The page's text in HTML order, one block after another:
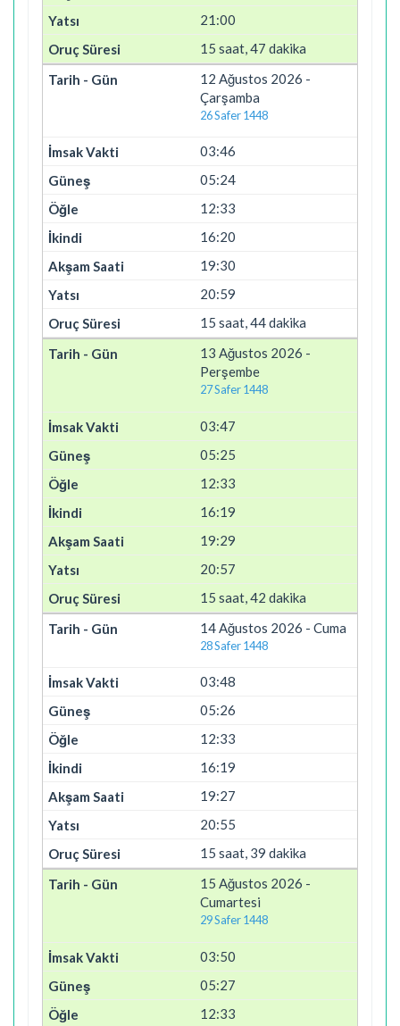
21:00
15 saat, 47 dakika
12 Ağustos 2026 -
Çarşamba
26 Safer 1448
03:46
05:24
12:33
16:20
19:30
20:59
15 saat, 44 dakika
13 Ağustos 2026 -
Perşembe
27 Safer 1448
03:47
05:25
12:33
16:19
19:29
20:57
15 saat, 42 dakika
14 Ağustos 2026 - Cuma
28 Safer 1448
03:48
05:26
12:33
16:19
19:27
20:55
15 saat, 39 dakika
15 Ağustos 2026 -
Cumartesi
29 Safer 1448
03:50
05:27
12:33